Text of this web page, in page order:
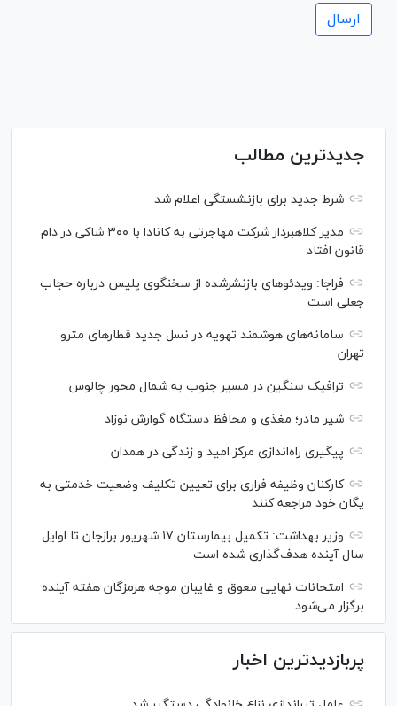
جدیدترین مطالب
شرط جدید برای بازنشستگی اعلام شد
مدیر کلاهبردار شرکت مهاجرتی به کانادا با ۳۰۰ شاکی در دام
قانون افتاد
فراجا: ویدئو‌های بازنشرشده از سخنگوی پلیس درباره حجاب
جعلی است
سامانه‌های هوشمند تهویه در نسل جدید قطار‌های مترو
تهران
ترافیک سنگین در مسیر جنوب به شمال محور چالوس
شیر مادر؛ مغذی و محافظ دستگاه گوارش نوزاد
پیگیری راه‌اندازی مرکز امید و زندگی در همدان
کارکنان وظیفه فراری برای تعیین تکلیف وضعیت خدمتی به
یگان خود مراجعه کنند
وزیر بهداشت: تکمیل بیمارستان ۱۷ شهریور برازجان تا اوایل
سال آینده هدف‌گذاری شده است
امتحانات نهایی معوق و غایبان موجه هرمزگان هفته آینده
برگزار می‌شود
پربازدیدترین اخبار